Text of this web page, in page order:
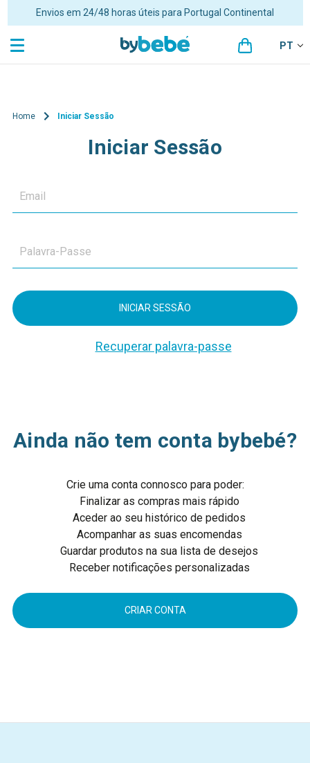
Portes grátis para encomendas superiores a 48€ para Portugal
Continental
PT
Home Iniciar Sessão
Iniciar Sessão
Recuperar palavra-passe
Ainda não tem conta bybebé?
Crie uma conta connosco para poder:
Finalizar as compras mais rápido
Aceder ao seu histórico de pedidos
Acompanhar as suas encomendas
Guardar produtos na sua lista de desejos
Receber notificações personalizadas
CRIAR CONTA